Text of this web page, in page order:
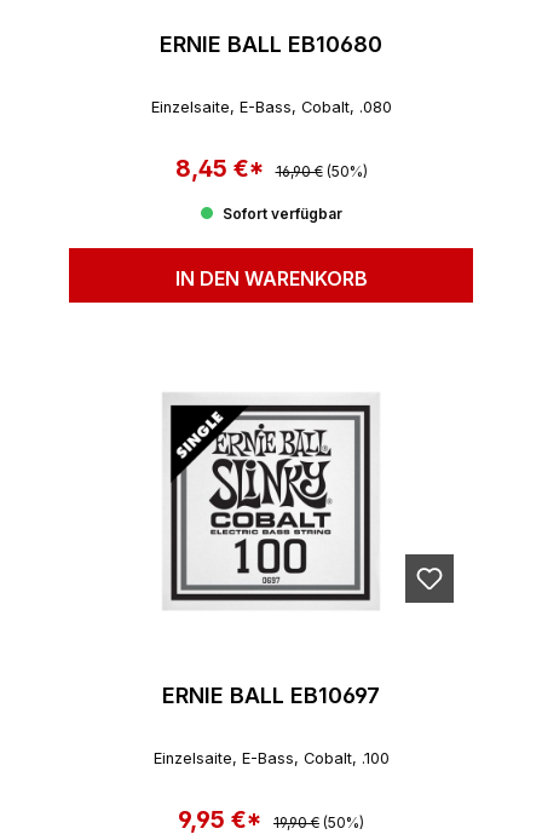
ERNIE BALL EB10680
Einzelsaite, E-Bass, Cobalt, .080
Verkaufspreis:
8,45 €* Regulärer Preis:
16,90 € (50%)
Sofort verfügbar
IN DEN WARENKORB
ERNIE BALL EB10697
Einzelsaite, E-Bass, Cobalt, .100
Verkaufspreis:
9,95 €* Regulärer Preis:
19,90 € (50%)